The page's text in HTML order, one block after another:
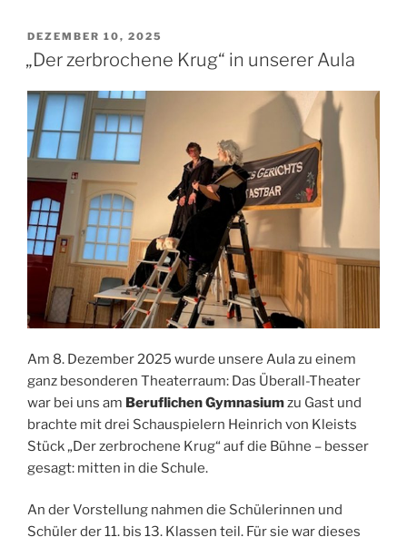
VERÖFFENTLICHT
AM
DEZEMBER 10, 2025
„Der zerbrochene Krug“ in unserer Aula
Am 8. Dezember 2025 wurde unsere Aula zu einem
ganz besonderen Theaterraum: Das Überall-Theater
war bei uns am Beruflichen Gymnasiumzu Gast und
brachte mit drei Schauspielern Heinrich von Kleists
Stück „Der zerbrochene Krug“ auf die Bühne – besser
gesagt: mitten in die Schule.
An der Vorstellung nahmen die Schülerinnen und
Schüler der 11. bis 13. Klassen teil. Für sie war dieses